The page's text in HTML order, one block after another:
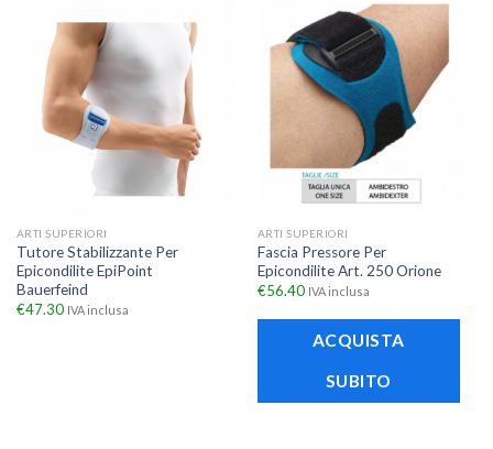
ARTI SUPERIORI
Tutore Stabilizzante Per
Epicondilite EpiPoint
Bauerfeind
€47.30 IVA inclusa
ARTI SUPERIORI
Fascia Pressore Per
Epicondilite Art. 250 Orione
€56.40 IVA inclusa
ACQUISTA
SUBITO